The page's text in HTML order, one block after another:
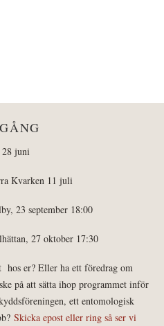
28 juni
Kvarken 11 juli
23 september 18:00
27 oktober 17:30
er? Eller ha ett föredrag om
på att sätta ihop programmet inför
ett entomologisk
Skicka epost eller ring så ser vi